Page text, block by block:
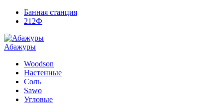
Банная станция
212Ф
Абажуры
Woodson
Настенные
Соль
Sawo
Угловые